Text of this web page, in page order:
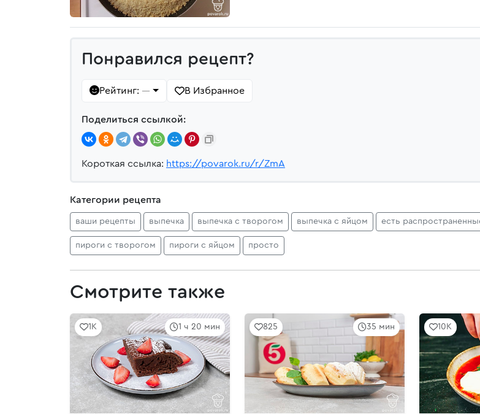
Понравился рецепт?
Рейтинг: — В Избранное
Поделиться ссылкой:
Короткая ссылка: https://povarok.ru/r/ZmA
Категории рецепта
ваши рецепты выпечка выпечка с творогом выпечка с яйцом есть
пироги с творогом пироги с яйцом просто
Смотрите также
1 ч 20 мин
1K 35 мин
825 10K